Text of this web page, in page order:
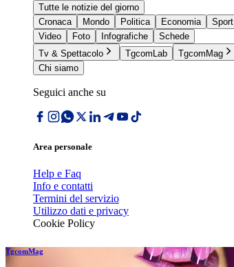
Tutte le notizie del giorno
Cronaca
Mondo Politica Economia Sport
Video
Foto Infografiche
Schede
Tv & Spettacolo
TgcomLab TgcomMag
Chi siamo
Seguici anche su
Area personale
Help e Faq
Info e contatti
Termini del servizio
Utilizzo dati e privacy
Cookie Policy
TgcomMag